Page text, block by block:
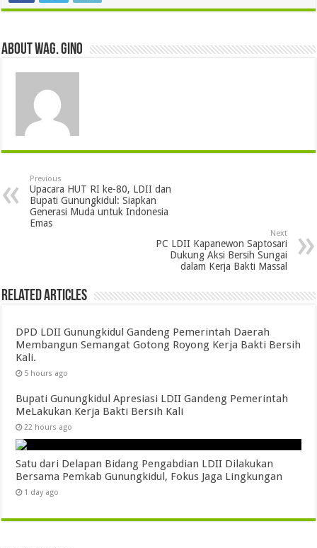
About wag. gino
Previous
Upacara HUT RI ke-80, LDII dan
Bupati Gunungkidul: Siapkan
Generasi Muda untuk Indonesia
Emas
Next
PC LDII Kapanewon Saptosari
Dukung Aksi Bersih Sungai
dalam Kerja Bakti Massal
Related Articles
DPD LDII Gunungkidul Gandeng Pemerintah Daerah
Membangun Semangat Gotong Royong Kerja Bakti Bersih
Kali.
5 hours ago
Bupati Gunungkidul Apresiasi LDII Gandeng Pemerintah
MeLakukan Kerja Bakti Bersih Kali ‎
22 hours ago
Satu dari Delapan Bidang Pengabdian LDII Dilakukan
Bersama Pemkab Gunungkidul, Fokus Jaga Lingkungan
1 day ago